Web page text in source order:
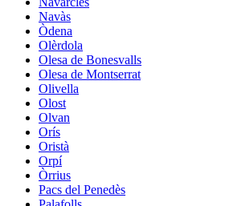
Navàs
Òdena
Olèrdola
Olesa de Bonesvalls
Olesa de Montserrat
Olivella
Olost
Olvan
Orís
Oristà
Orpí
Òrrius
Pacs del Penedès